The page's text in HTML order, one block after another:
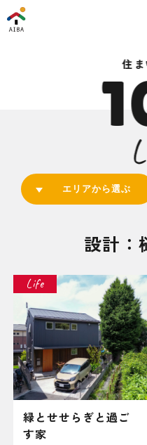
住
エリアから選ぶ
設計：
Life
緑とせせらぎと過ご
す家